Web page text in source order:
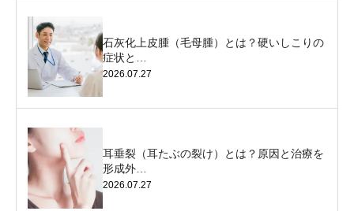
石灰化上皮腫（毛母腫）とは？硬いしこりの
症状と…
2026.07.27
耳垂裂（耳たぶの裂け）とは？原因と治療を
形成外…
2026.07.27